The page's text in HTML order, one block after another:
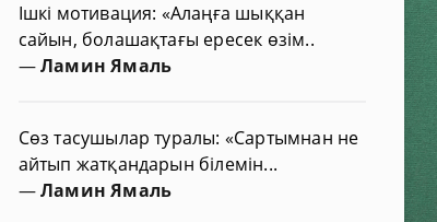
Ішкі мотивация: «Алаңға шыққан
сайын, болашақтағы ересек өзім..
—Ламин Ямаль
Сөз тасушылар туралы: «Сартымнан не
айтып жатқандарын білемін...
—Ламин Ямаль